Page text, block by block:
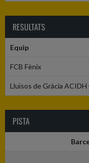
RESULTATS
Equip
FCB Fènix
Lluïsos de Gràcia ACIDH
PISTA